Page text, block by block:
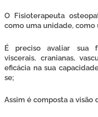
O Fisioterapeuta
como uma unidade, como
É preciso avaliar sua
viscerais, cranianas,
eficácia na sua
se;
Assim é composta a visão